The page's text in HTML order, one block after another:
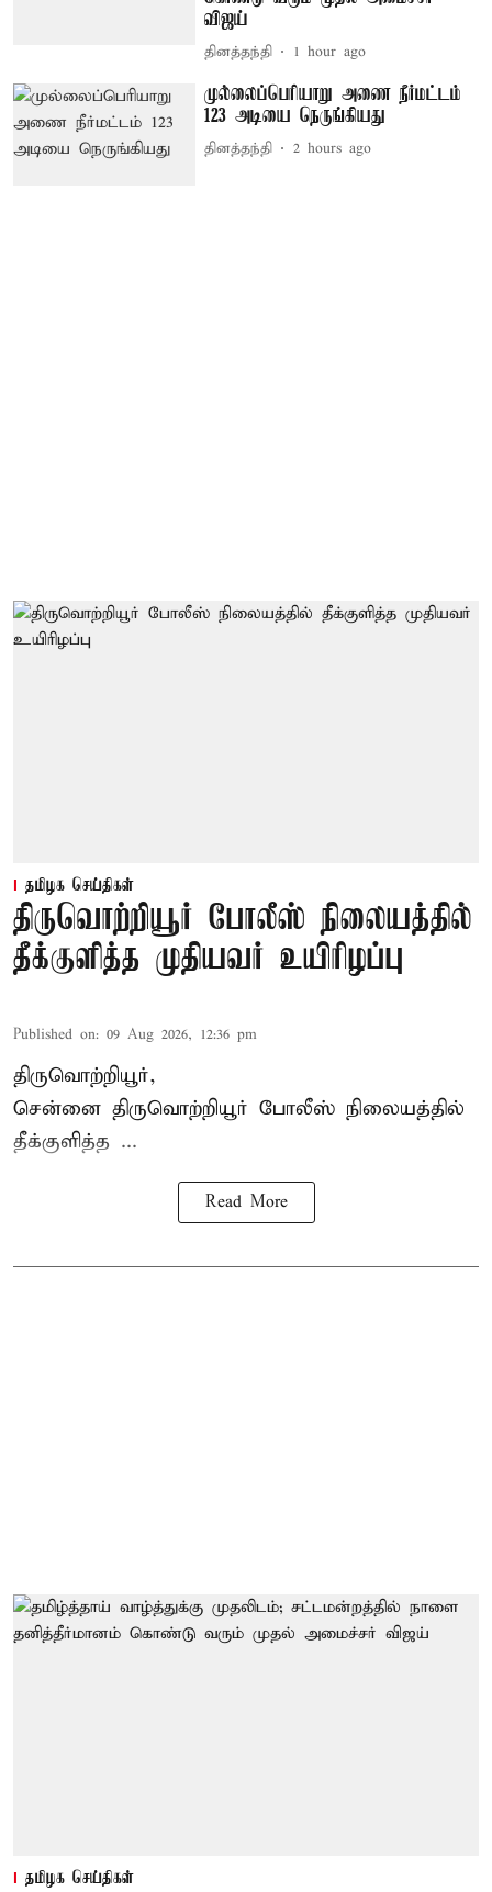
விஜய்
தினத்தந்தி 1 hour ago
முல்லைப்பெரியாறு அணை நீர்மட்டம்
123 அடியை நெருங்கியது
தினத்தந்தி 2 hours ago
தமிழக செய்திகள்
திருவொற்றியூர் போலீஸ் நிலையத்தில்
தீக்குளித்த முதியவர் உயிரிழப்பு
Published on: 09 Aug 2026, 12:36 pm
திருவொற்றியூர்,
சென்னை திருவொற்றியூர் போலீஸ் நிலையத்தில்
தீக்குளித்த ...
Read More
தமிழக செய்திகள்